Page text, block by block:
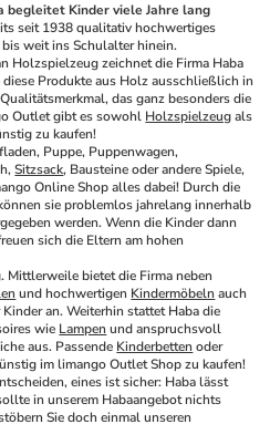
begleitet Kinder viele Jahre lang
seit 1938 qualitativ hochwertiges
weit ins Schulalter hinein.
Holzspielzeug zeichnet die Firma Haba
Produkte aus Holz ausschließlich in
das ganz besonders die
Outlet gibt es sowohl Holzspielzeug als
zu kaufen!
Puppe, Puppenwagen,
Sitzsack, Bausteine oder andere Spiele,
Online Shop alles dabei! Durch die
sie problemlos jahrelang innerhalb
werden. Wenn die Kinder dann
sich die Eltern am hohen
Mittlerweile bietet die Firma neben
und hochwertigen Kindermöbeln auch
an. Weiterhin stattet Haba die
wie Lampen und anspruchsvoll
aus. Passende Kinderbetten
oder
im limango Outlet Shop zu kaufen!
eines ist sicher: Haba lässt
in unserem Habaangebot nichts
Sie doch einmal unseren